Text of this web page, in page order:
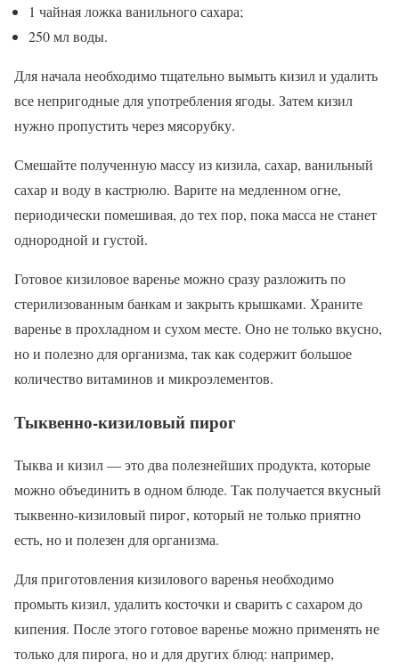
1 чайная ложка ванильного сахара;
250 мл воды.
Для начала необходимо тщательно вымыть кизил и удалить
все непригодные для употребления ягоды. Затем кизил
нужно пропустить через мясорубку.
Смешайте полученную массу из кизила, сахар, ванильный
сахар и воду в кастрюлю. Варите на медленном огне,
периодически помешивая, до тех пор, пока масса не станет
однородной и густой.
Готовое кизиловое варенье можно сразу разложить по
стерилизованным банкам и закрыть крышками. Храните
варенье в прохладном и сухом месте. Оно не только вкусно,
но и полезно для организма, так как содержит большое
количество витаминов и микроэлементов.
Тыквенно-кизиловый пирог
Тыква и кизил — это два полезнейших продукта, которые
можно объединить в одном блюде. Так получается вкусный
тыквенно-кизиловый пирог, который не только приятно
есть, но и полезен для организма.
Для приготовления кизилового варенья необходимо
промыть кизил, удалить косточки и сварить с сахаром до
кипения. После этого готовое варенье можно применять не
только для пирога, но и для других блюд: например,